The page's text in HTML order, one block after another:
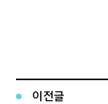
주십시오.
이전글